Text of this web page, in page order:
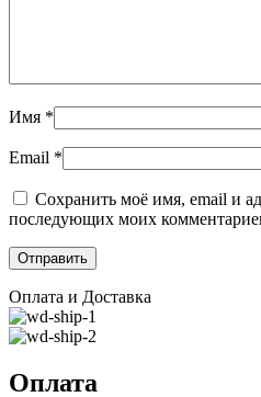
Имя *
Email *
Сохранить моё имя, email и
последующих моих
Оплата и Доставка
Оплата